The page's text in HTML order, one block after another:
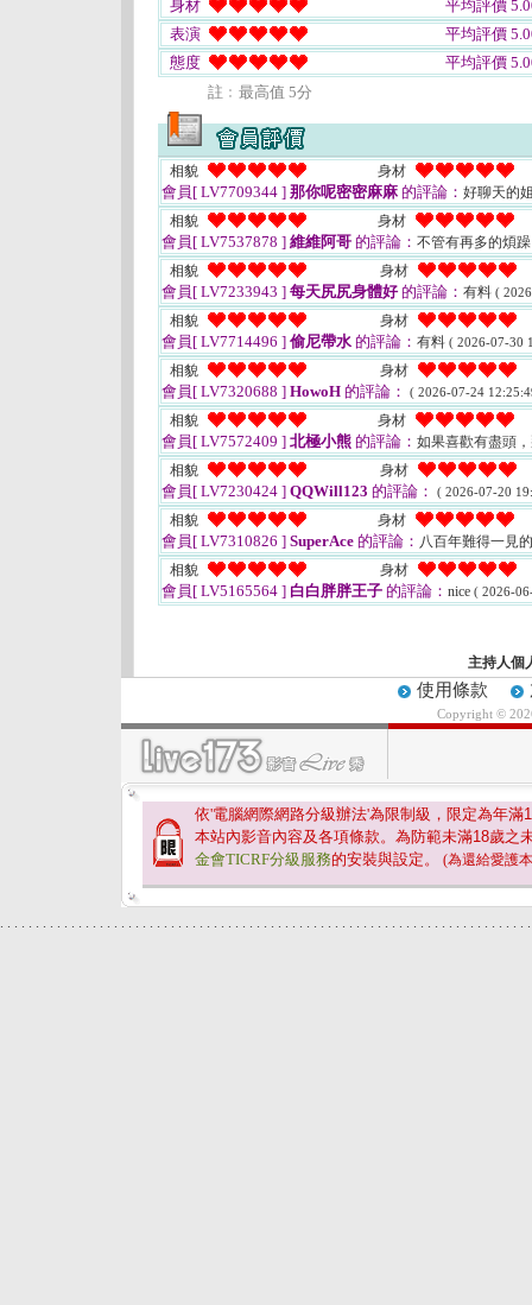
身材
平均評價
表演
平均評價
態度
平均評價
註﹕最高值 5分
相貌 身材
會員[ LV7709344 ] 那你呢密密麻麻 的評論： 好聊天的
相貌
身材
會員[ LV7537878 ] 維維阿哥 的評論： 不管有再多的煩
相貌
身材
會員[ LV7233943 ] 每天尻尻身體好的評論： 有料 (
相貌 身材
會員[ LV7714496 ] 偷尼帶水 的評論： 有料 ( 2026-07-30
相貌 身材
會員[ LV7320688 ] HowoH 的評論： ( 2026-07-24
相貌 身材
會員[ LV7572409 ] 北極小熊 的評論： 如果喜歡有盡頭
相貌
身材
會員[ LV7230424 ] QQWill123 的評論： ( 2026-07-20
相貌 身材
會員[ LV7310826 ] SuperAce 的評論： 八百年難得一見
相貌
身材
會員[ LV5165564 ] 白白胖胖王子 的評論： nice ( 2026-
主持人個
使用條款
Copyright ©
依'電腦網際網路分級辦法'為限制級，限定為年滿
本站內影音內容及各項條款。為防範未滿18歲之
金會TICRF分級服務的安裝與設定。 (為還給愛護
. . . . . . . . . . . . . . . . . . . . . . . . . . . . . . . . . . . . . . . . . . . . . . . . . . . . . . . . . . . . . . . . . . . . . . . . . . .